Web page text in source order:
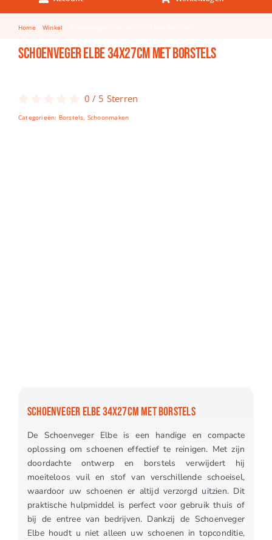
Keuken & Tafelen
Kinderfietsen
Knutselen
Spellen
Home Winkel
Schoenveger elbe 34X27cm met borstels
0 / 5 Sterren
Categorieën: Borstels, Schoonmaken
SCHOENVEGER ELBE 34X27CM MET BORSTELS
De Schoenveger Elbe is een handige en compacte
oplossing om schoenen effectief te reinigen. Met zijn
doordachte ontwerp en borstels verwijdert hij
moeiteloos vuil en stof van verschillende schoeisel,
waardoor uw schoenen er altijd verzorgd uitzien. Dit
praktische hulpmiddel is perfect voor gebruik thuis of
bij de entree van bedrijven. Dankzij de Schoenveger
Elbe houdt u niet alleen uw schoenen in topconditie,